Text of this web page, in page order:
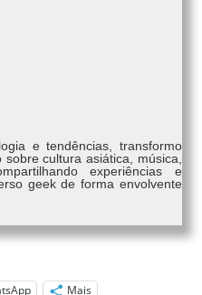
e tendências, transformo
cultura asiática, música,
experiências e
geek de forma envolvente
Mais